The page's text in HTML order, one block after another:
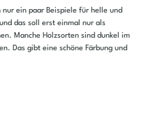
nur ein paar Beispiele für helle und
das soll erst einmal nur als
Manche Holzsorten sind dunkel im
Das gibt eine schöne Färbung und